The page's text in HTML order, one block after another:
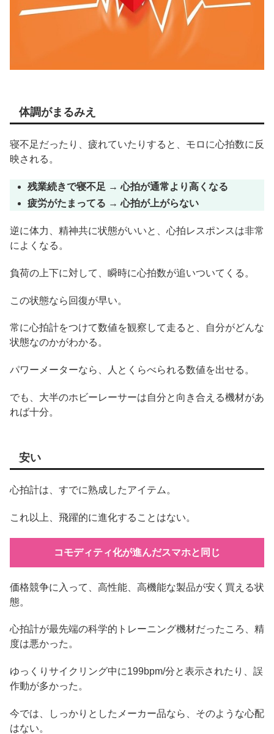
体調がまるみえ
寝不足だったり、疲れていたりすると、モロに心拍数に反
映される。
残業続きで寝不足 → 心拍が通常より高くなる
疲労がたまってる → 心拍が上がらない
逆に体力、精神共に状態がいいと、心拍レスポンスは非常
によくなる。
負荷の上下に対して、瞬時に心拍数が追いついてくる。
この状態なら回復が早い。
常に心拍計をつけて数値を観察して走ると、自分がどんな
状態なのかがわかる。
パワーメーターなら、人とくらべられる数値を出せる。
でも、大半のホビーレーサーは自分と向き合える機材があ
れば十分。
安い
心拍計は、すでに熟成したアイテム。
これ以上、飛躍的に進化することはない。
コモディティ化が進んだスマホと同じ
価格競争に入って、高性能、高機能な製品が安く買える状
態。
心拍計が最先端の科学的トレーニング機材だったころ、精
度は悪かった。
ゆっくりサイクリング中に199bpm/分と表示されたり、誤
作動が多かった。
今では、しっかりとしたメーカー品なら、そのような心配
はない。